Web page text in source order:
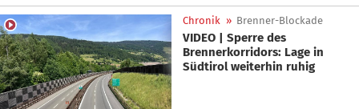
Chronik » Brenner-Blockade
VIDEO | Sperre des
Brennerkorridors: Lage in
Südtirol weiterhin ruhig